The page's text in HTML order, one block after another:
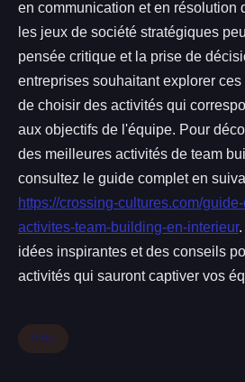
en communication et en résolution
les jeux de société stratégiques
pensée critique et la prise de
entreprises souhaitant explorer ces
de choisir des activités qui
aux objectifs de l'équipe. Pour
des meilleures activités de team
consultez le guide complet en
https://crossing-cultures.com/
activites-team-building-en-interieur.
idées inspirantes et des conseils
activités qui sauront captiver vos
Actu